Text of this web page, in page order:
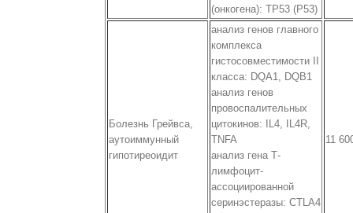
(онкогена): TP53 (P53)
Болезнь Грейвса,
аутоиммунный
гипотиреоидит
анализ генов главного
комплекса
гистосовместимости II
класса: DQA1, DQB1
анализ генов
провоспалительных
цитокинов: IL4, IL4R,
TNFA
анализ гена Т-
лимфоцит-
ассоциированной
серинэстеразы: CTLA4
11